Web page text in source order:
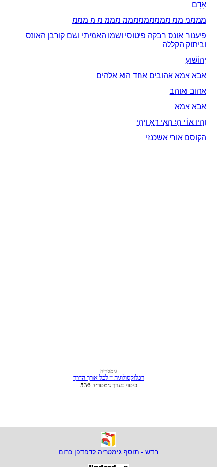
אָדָם‎
ממממ ממ מממממממממ מממ מ מ מממ
פיענוח אונס רבקה פיטוסי ושמו האמיתי ושם קורבן האונס
וביתוק הקללה
יְהוֹשׁוּעַ
אבא אמא אהובים אחד הוא אלהים
אהוב ואוהב
אבא אמא
וְהָיוּ אוֹ י הַיִ הָאִי הָאָ וַיְהִי
הקוסם אורי אשכנזי
חדש - תוסף גימטריה לדפדפן כרום